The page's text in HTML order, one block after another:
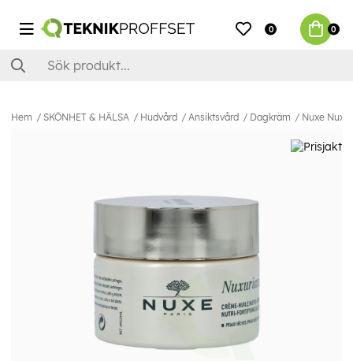
0 0
Hem SKÖNHET & HÄLSA Hudvård Ansiktsvård Dagkräm Nuxe